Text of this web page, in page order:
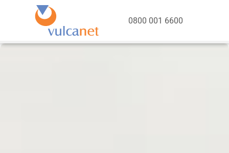
0800 001 6600